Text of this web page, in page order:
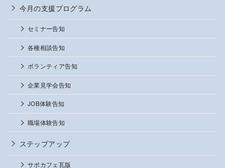
今月の支援プログラム
セミナー告知
各種相談告知
ボランティア告知
企業見学会告知
JOB体験告知
職場体験告知
ステップアップ
サポカフェ瓦版